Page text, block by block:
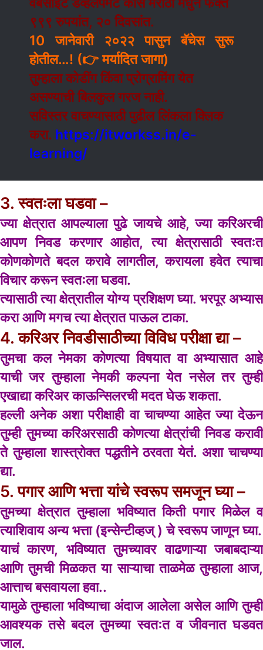
९९९ रुपयांत, २० दिवसांत.
10 जानेवारी २०२२ पासुन बॅचेस सुरू
होतील…! (👉 मर्यादित जागा)
तुम्हाला कोडींग किंवा प्रोग्रामिंग येत
असण्याची बिलकुल गरज नाही.
सविस्तर वाचण्यासाठी पुढील लिंकला क्लिक
करा. https://itworkss.in/e-
learning/
3. स्वतःला घडवा –
ज्या क्षेत्रात आपल्याला पुढे जायचे आहे, ज्या करिअरची
आपण निवड करणार आहोत, त्या क्षेत्रासाठी स्वतःत
कोणकोणते बदल करावे लागतील, करायला हवेत त्याचा
विचार करून स्वतःला घडवा.
त्यासाठी त्या क्षेत्रातील योग्य प्रशिक्षण घ्या. भरपूर अभ्यास
करा आणि मगच त्या क्षेत्रात पाऊल टाका.
4. करिअर निवडीसाठीच्या विविध परीक्षा द्या –
तुमचा कल नेमका कोणत्या विषयात वा अभ्यासात आहे
याची जर तुम्हाला नेमकी कल्पना येत नसेल तर तुम्ही
एखाद्या करिअर काऊन्सिलरची मदत घेऊ शकता.
हल्ली अनेक अशा परीक्षाही वा चाचण्या आहेत ज्या देऊन
तुम्ही तुमच्या करिअरसाठी कोणत्या क्षेत्रांची निवड करावी
ते तुम्हाला शास्त्रोक्त पद्धतीने ठरवता येतं. अशा चाचण्या
द्या.
5. पगार आणि भत्ता यांचे स्वरूप समजून घ्या –
तुमच्या क्षेत्रात तुम्हाला भविष्यात किती पगार मिळेल व
त्याशिवाय अन्य भत्ता (इन्सेन्टीव्हज् ) चे स्वरूप जाणून घ्या.
याचं कारण, भविष्यात तुमच्यावर वाढणाऱ्या जबाबदाऱ्या
आणि तुमची मिळकत या साऱ्याचा ताळमेळ तुम्हाला आज,
आत्ताच बसवायला हवा..
यामुळे तुम्हाला भविष्याचा अंदाज आलेला असेल आणि तुम्ही
आवश्यक तसे बदल तुमच्या स्वतःत व जीवनात घडवत
जाल.